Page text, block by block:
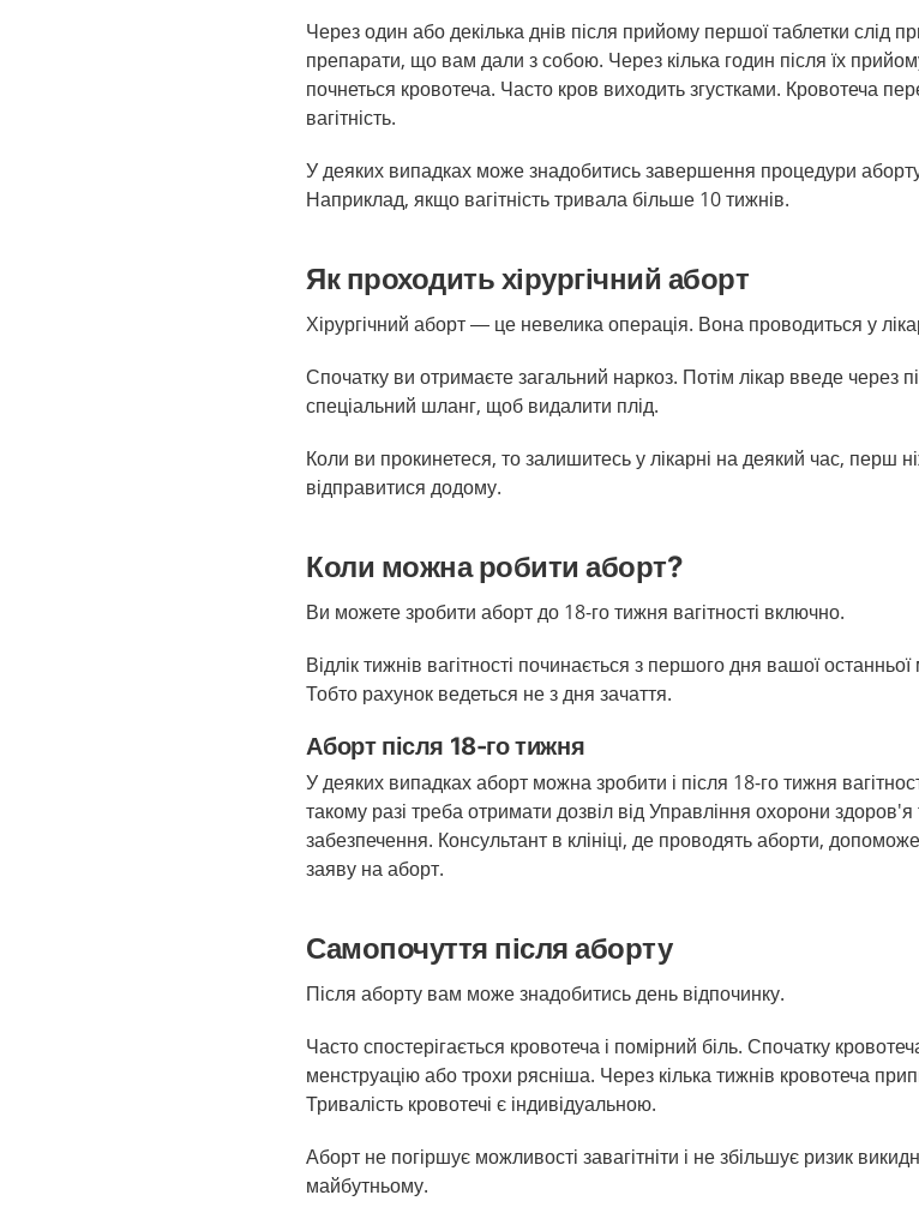
Через один або декілька днів після прийому першої таблетки слід
препарати, що вам дали з собою. Через кілька годин після їх
почнеться кровотеча. Часто кров виходить згустками. Кровотеча
вагітність.
У деяких випадках може знадобитись завершення процедури аборту
Наприклад, якщо вагітність тривала більше 10 тижнів.
Як проходить хірургічний аборт
Хірургічний аборт — це невелика операція. Вона проводиться у
Спочатку ви отримаєте загальний наркоз. Потім лікар введе через
спеціальний шланг, щоб видалити плід.
Коли ви прокинетеся, то залишитесь у лікарні на деякий час, перш
відправитися додому.
Коли можна робити аборт?
Ви можете зробити аборт до 18-го тижня вагітності включно.
Відлік тижнів вагітності починається з першого дня вашої останньої
Тобто рахунок ведеться не з дня зачаття.
Аборт після 18-го тижня
У деяких випадках аборт можна зробити і після 18-го тижня
такому разі треба отримати дозвіл від Управління охорони здоров'я
забезпечення. Консультант в клініці, де проводять аборти,
заяву на аборт.
Самопочуття після аборту
Після аборту вам може знадобитись день відпочинку.
Часто спостерігається кровотеча і помірний біль. Спочатку
менструацію або трохи рясніша. Через кілька тижнів кровотеча
Тривалість кровотечі є індивідуальною.
Аборт не погіршує можливості завагітніти і незбільшує ризик
майбутньому.